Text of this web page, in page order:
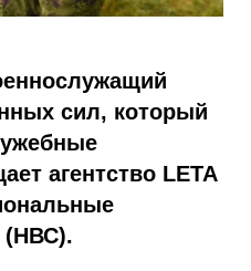
сил, который
агентство LETA
(НВС).